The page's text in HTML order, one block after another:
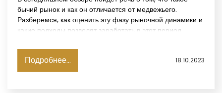
бычий рынок и как он отличается от медвежьего.
Разберемся, как оценить эту фазу рыночной динамики и
какие подходы позволят заработать в этот период.
Подробнее... 18.10.2023